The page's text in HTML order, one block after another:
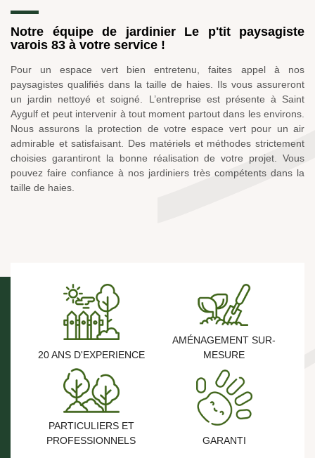
Notre équipe de jardinier Le p'tit paysagiste
varois 83 à votre service !
Pour un espace vert bien entretenu, faites appel à nos
paysagistes qualifiés dans la taille de haies. Ils vous assureront
un jardin nettoyé et soigné. L’entreprise est présente à Saint
Aygulf et peut intervenir à tout moment partout dans les environs.
Nous assurons la protection de votre espace vert pour un air
admirable et satisfaisant. Des matériels et méthodes strictement
choisies garantiront la bonne réalisation de votre projet. Vous
pouvez faire confiance à nos jardiniers très compétents dans la
taille de haies.
20 ANS D'EXPERIENCE
AMÉNAGEMENT SUR-
MESURE
PARTICULIERS ET
PROFESSIONNELS
GARANTI